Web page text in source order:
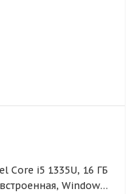
Core i5 1335U, 16 ГБ
Windows